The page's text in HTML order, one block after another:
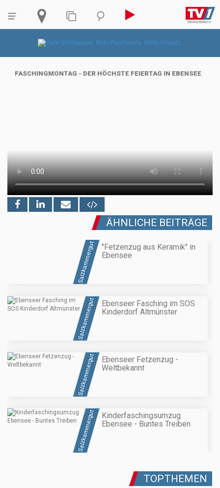
FASCHINGMONTAG - DER HÖCHSTE FEIERTAG IN EBENSEE
ÄHNLICHE BEITRÄGE
Salzkammergut
"Fetzenzug aus Keramik" in
Ebensee
Salzkammergut
Ebenseer Fasching im SOS
Kinderdorf Altmünster
Salzkammergut
Ebenseer Fetzenzug -
Weltbekannt
Salzkammergut
Kinderfaschingsumzug
Ebensee - Buntes Treiben
TOPTHEMEN